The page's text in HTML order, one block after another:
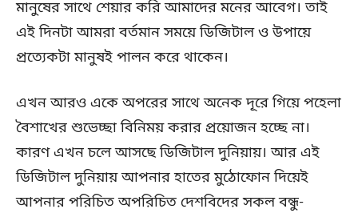
মানুষের সাথে শেয়ার করি আমাদের মনের আবেগ। তাই
এই দিনটা আমরা বর্তমান সময়ে ডিজিটাল ও উপায়ে
প্রত্যেকটা মানুষই পালন করে থাকেন।
এখন আরও একে অপরের সাথে অনেক দূরে গিয়ে পহেলা
বৈশাখের শুভেচ্ছা বিনিময় করার প্রয়োজন হচ্ছে না।
কারণ এখন চলে আসছে ডিজিটাল দুনিয়ায়। আর এই
ডিজিটাল দুনিয়ায় আপনার হাতের মুঠোফোন দিয়েই
আপনার পরিচিত অপরিচিত দেশবিদের সকল বন্ধু-